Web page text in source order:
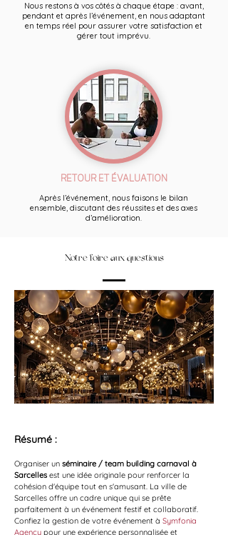
Nous restons à vos côtés à chaque étape : avant,
pendant et après l’événement, en nous adaptant
en temps réel pour assurer votre satisfaction et
gérer tout imprévu.
RETOUR ET ÉVALUATION
Après l’événement, nous faisons le bilan
ensemble, discutant des réussites et des axes
d’amélioration.
Notre foire aux questions
Résumé :
Organiser un séminaire / team building carnaval à
Sarcelles est une idée originale pour renforcer la
cohésion d'équipe tout en s'amusant. La ville de
Sarcelles offre un cadre unique qui se prête
parfaitement à un événement festif et collaboratif.
Confiez la gestion de votre événement à Symfonia
Agency pour une expérience personnalisée et